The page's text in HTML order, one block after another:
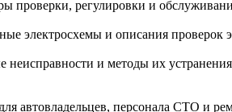
проверки, регулировки и
электросхемы и описания проверок
и методы их
автовладельцев, персонала СТО и